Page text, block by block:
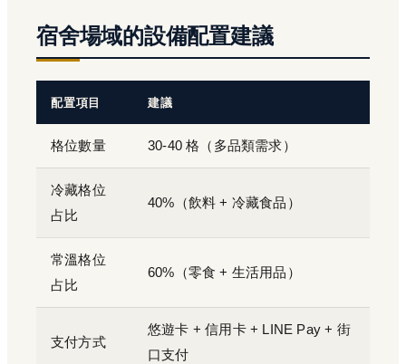
宿舍場域的設備配置建議
配置項目 建議
格位數量 30-40 格（多品類需求）
冷藏格位
占比
40%（飲料 + 冷藏食品）
常溫格位
占比
60%（零食 + 生活用品）
支付方式
悠遊卡 + 信用卡 + LINE Pay + 街
口支付